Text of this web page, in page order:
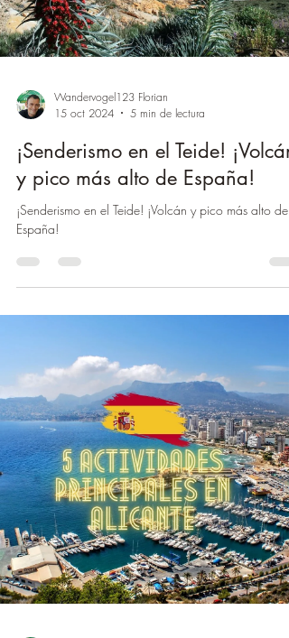
Wandervogel123 Florian
15 oct 2024
5 min de lectura
¡Senderismo en el Teide! ¡Volcán
y pico más alto de España!
¡Senderismo en el Teide! ¡Volcán y pico más alto de
España!